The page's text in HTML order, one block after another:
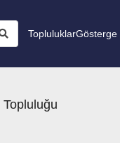
TopluluklarGösterge